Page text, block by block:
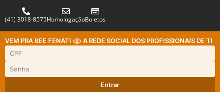
(41) 3018-8575HomologaçãoBoletos
VEM PRA BEE FENATI A REDE SOCIAL DOS PROFISSIONAIS DE TI
Entrar